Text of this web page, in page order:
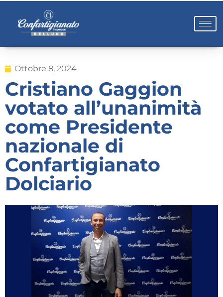
Ottobre 8, 2024
Cristiano Gaggion
votato all’unanimità
come Presidente
nazionale di
Confartigianato
Dolciario